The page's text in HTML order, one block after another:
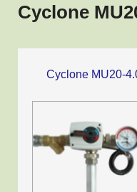
Cyclone
Cyclone MU20-